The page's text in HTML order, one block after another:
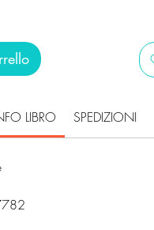
LIBRO SPEDIZIONI